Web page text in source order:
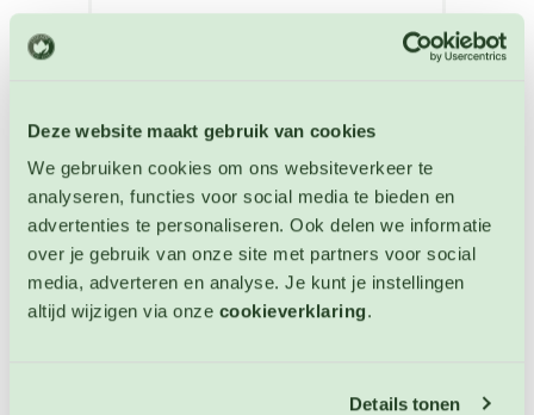
Deze website maakt gebruik van cookies
We gebruiken cookies om ons websiteverkeer te
analyseren, functies voor social media te bieden en
advertenties te personaliseren. Ook delen we informatie
over je gebruik van onze site met partners voor social
media, adverteren en analyse. Je kunt je instellingen
altijd wijzigen via onze cookieverklaring.
Details tonen